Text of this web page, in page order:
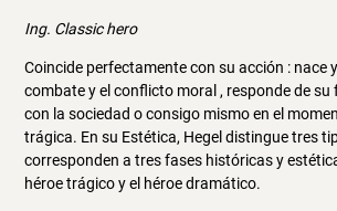
Ing. Classic hero
Coincide perfectamente con su acción : nace
combate y el conflicto moral , responde de su
con la sociedad o consigo mismo en el
trágica. En su Estética, Hegel distingue tres
corresponden a tres fases históricas y
héroe trágico y el héroe dramático.